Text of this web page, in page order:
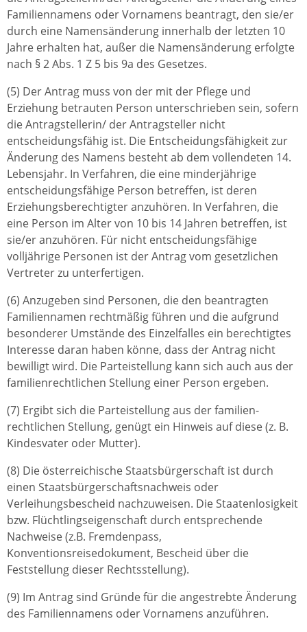
Familiennamens oder Vornamens beantragt, den sie/er
durch eine Namensänderung innerhalb der letzten 10
Jahre erhalten hat, außer die Namensänderung erfolgte
nach § 2 Abs. 1 Z 5 bis 9a des Gesetzes.
(5) Der Antrag muss von der mit der Pflege und
Erziehung betrauten Person unterschrieben sein, sofern
die Antragstellerin/ der Antragsteller nicht
entscheidungsfähig ist. Die Entscheidungsfähigkeit zur
Änderung des Namens besteht ab dem vollendeten 14.
Lebensjahr. In Verfahren, die eine minderjährige
entscheidungsfähige Person betreffen, ist deren
Erziehungsberechtigter anzuhören. In Verfahren, die
eine Person im Alter von 10 bis 14 Jahren betreffen, ist
sie/er anzuhören. Für nicht entscheidungsfähige
volljährige Personen ist der Antrag vom gesetzlichen
Vertreter zu unterfertigen.
(6) Anzugeben sind Personen, die den beantragten
Familiennamen rechtmäßig führen und die aufgrund
besonderer Umstände des Einzelfalles ein berechtigtes
Interesse daran haben könne, dass der Antrag nicht
bewilligt wird. Die Parteistellung kann sich auch aus der
familienrechtlichen Stellung einer Person ergeben.
(7) Ergibt sich die Parteistellung aus der familien-
rechtlichen Stellung, genügt ein Hinweis auf diese (z. B.
Kindesvater oder Mutter).
(8) Die österreichische Staatsbürgerschaft ist durch
einen Staatsbürgerschaftsnachweis oder
Verleihungsbescheid nachzuweisen. Die Staatenlosigkeit
bzw. Flüchtlingseigenschaft durch entsprechende
Nachweise (z.B. Fremdenpass,
Konventionsreisedokument, Bescheid über die
Feststellung dieser Rechtsstellung).
(9) Im Antrag sind Gründe für die angestrebte Änderung
des Familiennamens oder Vornamens anzuführen.